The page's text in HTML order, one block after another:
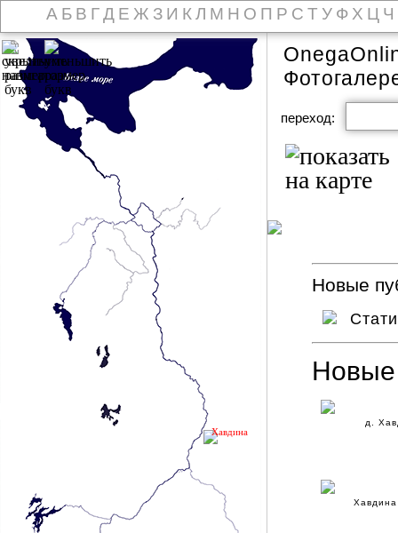
А Б В Г Д Е Ж З И К Л М Н О П Р С Т У Ф Х Ц Ч
Хавдина
переход:
Новые
д.